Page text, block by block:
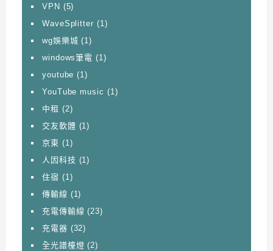
VPN (5)
WaveSplitter (1)
wg娛樂城 (1)
windows筆電 (1)
youtube (1)
YouTube music (1)
中租 (2)
交友軟體 (1)
京東 (1)
人因科技 (1)
住宿 (1)
傳輸線 (1)
充電傳輸線 (23)
充電器 (32)
全光譜檯燈 (2)